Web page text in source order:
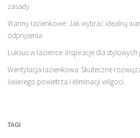
zasady.
Wanny łazienkowe: Jak wybrać idealną
odprężenia.
Luksus w łazience: Inspiracje dla
Wentylacja łazienkowa: Skuteczne
świeżego powietrza i eliminacji wilgoci.
TAGI